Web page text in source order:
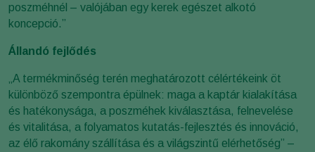
poszméhnél – valójában egy kerek egészet alkotó
koncepció.”
Állandó fejlődés
„A termékminőség terén meghatározott célértékeink öt
különböző szempontra épülnek: maga a kaptár kialakítása
és hatékonysága, a poszméhek kiválasztása, felnevelése
és vitalitása, a folyamatos kutatás-fejlesztés és innováció,
az élő rakomány szállítása és a világszintű elérhetőség” –